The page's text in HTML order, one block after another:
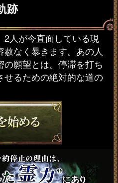
跡
人が今直面している現
なく暴きます。あの人
願望とは。停滞を打ち
せるための絶対的な道の